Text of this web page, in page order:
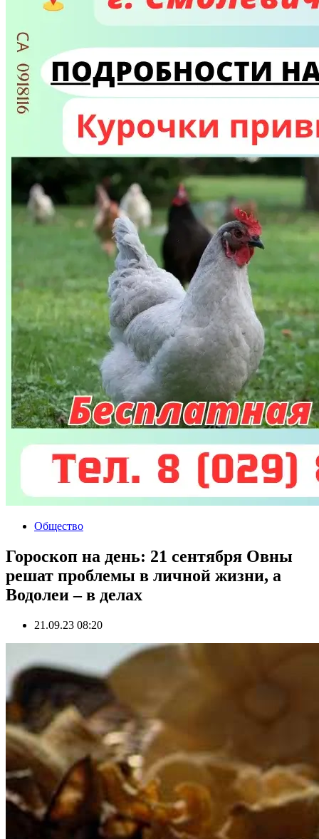
Общество
Гороскоп на день: 21 сентября Овны
решат проблемы в личной жизни, а
Водолеи – в делах
21.09.23 08:20